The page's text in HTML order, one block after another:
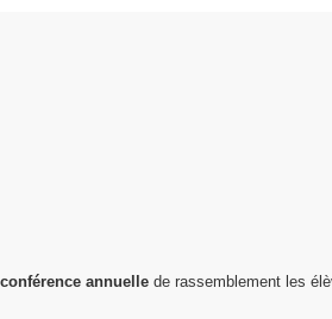
annuelle de rassemblement les